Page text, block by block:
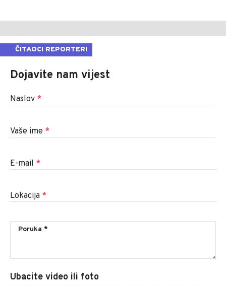
ČITAOCI REPORTERI
Dojavite nam vijest
Naslov *
Vaše ime *
E-mail *
Lokacija *
Ubacite video ili foto